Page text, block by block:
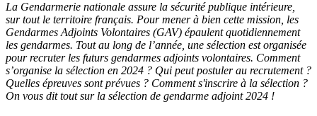
La Gendarmerie nationale assure la sécurité publique intérieure,
sur tout le territoire français. Pour mener à bien cette mission, les
Gendarmes Adjoints Volontaires (GAV) épaulent quotidiennement
les gendarmes. Tout au long de l’année, une sélection est organisée
pour recruter les futurs gendarmes adjoints volontaires. Comment
s’organise la sélection en 2024 ? Qui peut postuler au recrutement ?
Quelles épreuves sont prévues ? Comment s'inscrire à la sélection ?
On vous dit tout sur la sélection de gendarme adjoint 2024 !